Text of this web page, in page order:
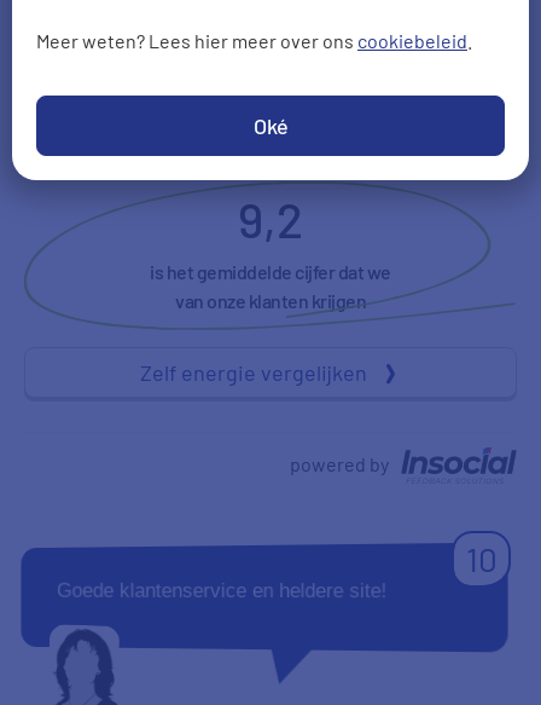
Meer weten? Lees hier meer over ons cookiebeleid
Oké
NPS Aanbevelen
Duidelijkheid
9,2
is het gemiddelde cijfer dat we
van onze klanten krijgen
Zelf energie vergelijken
powered by
10
Goede klantenservice en heldere site!